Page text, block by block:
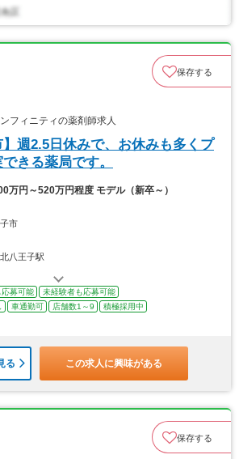
保存する
フィニティの薬剤師求人
】週2.5日休みで、お休みも多くプ
きる薬局です。
万円～520万円程度 モデル（新卒～）
市
八王子駅
応募可能
未経験者も応募可能
車通勤可 店舗数1～9
積極採用中
る この求人に興味がある
保存する